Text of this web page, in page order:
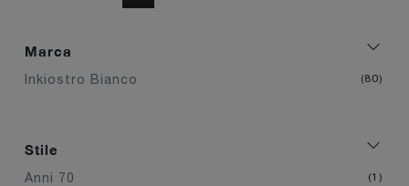
Marca
Inkiostro Bianco 80
Stile
Anni 70 1